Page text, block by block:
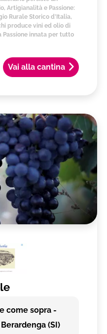
Vai alla cantina
Artigianalità e Passione:
Rurale Storico d’Italia,
produce vini ed olio di
Passione innata per tutto
come sopra -
(SI)